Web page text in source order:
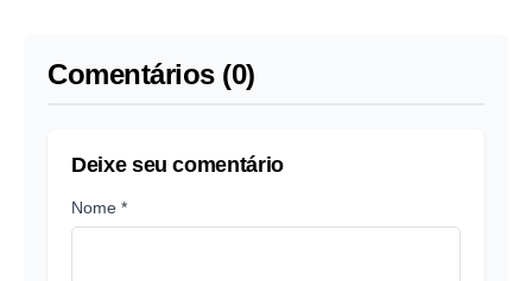
Comentários (0)
Deixe seu comentário
Nome *